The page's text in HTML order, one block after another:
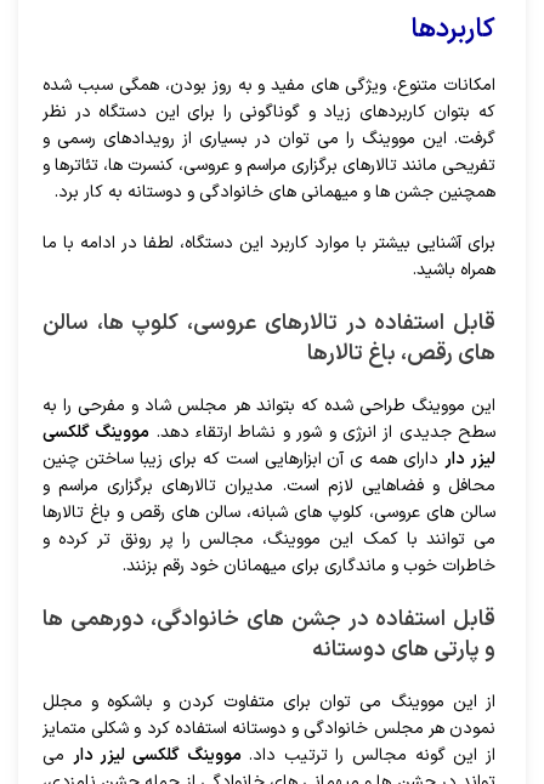
کاربردها
امکانات متنوع، ویژگی های مفید و به روز بودن، همگی سبب شده
که بتوان کاربردهای زیاد و گوناگونی را برای این دستگاه در نظر
گرفت. این مووینگ را می توان در بسیاری از رویدادهای رسمی و
تفریحی مانند تالارهای برگزاری مراسم و عروسی، کنسرت ها، تئاترها و
همچنین جشن ها و میهمانی های خانوادگی و دوستانه به کار برد.
برای آشنایی بیشتر با موارد کاربرد این دستگاه، لطفا در ادامه با ما
همراه باشید.
قابل استفاده در تالارهای عروسی، کلوپ ها، سالن
های رقص، باغ تالارها
این مووینگ طراحی شده که بتواند هر مجلس شاد و مفرحی را به
سطح جدیدی از انرژی و شور و نشاط ارتقاء دهد. مووینگ گلکسی
لیزر دار دارای همه ی آن ابزارهایی است که برای زیبا ساختن چنین
محافل و فضاهایی لازم است. مدیران تالارهای برگزاری مراسم و
سالن های عروسی، کلوپ های شبانه، سالن های رقص و باغ تالارها
می توانند با کمک این مووینگ، مجالس را پر رونق تر کرده و
خاطرات خوب و ماندگاری برای میهمانان خود رقم بزنند.
قابل استفاده در جشن های خانوادگی، دورهمی ها
و پارتی های دوستانه
از این مووینگ می توان برای متفاوت کردن و باشکوه و مجلل
نمودن هر مجلس خانوادگی و دوستانه استفاده کرد و شکلی متمایز
از این گونه مجالس را ترتیب داد.مووینگ گلکسی لیزر دار می